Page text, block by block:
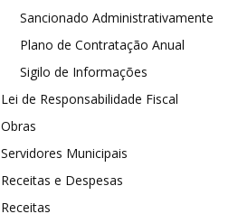
Sancionado Administrativamente
Plano de Contratação Anual
Sigilo de Informações
Lei de Responsabilidade Fiscal
Obras
Servidores Municipais
Receitas e Despesas
Receitas